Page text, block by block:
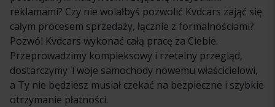
reklamami? Czy nie wolałbyś pozwolić Kvdcars zająć się
całym procesem sprzedaży, łącznie z formalnościami?
Pozwól Kvdcars wykonać całą pracę za Ciebie.
Przeprowadzimy kompleksowy i rzetelny przegląd,
dostarczymy Twoje samochody nowemu właścicielowi,
a Ty nie będziesz musiał czekać na bezpieczne i szybkie
otrzymanie płatności.